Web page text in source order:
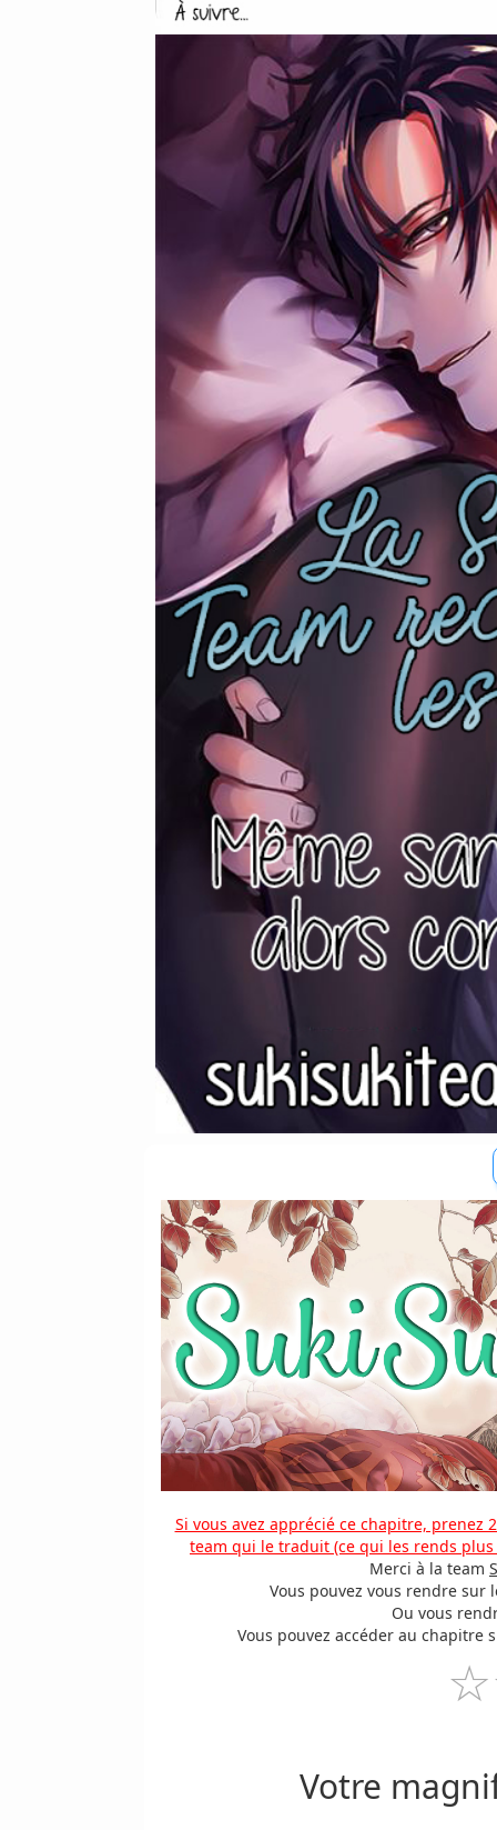
Si vous avez apprécié ce chapitre, prenez
team qui le traduit (ce qui les rends
Merci à la team
Vous pouvez vous rendre
Ou vous
Vous pouvez accéder au
☆
Votre